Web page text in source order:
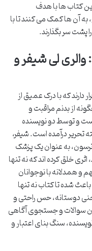
کتاب ها با هدف
آن ها کمک می کنند تا با
پشت سر بگذارند.
والری لی شیفر و
که با درک عمیق از
از بدنم مراقبت و
و توسط دو نویسنده
تحریر درآمده است. شیفر،
به عنوان یک پزشک
خلق کرده اند که نه تنها
و همدلانه با نوجوانان
شده تا کتاب نه تنها
دوستانه، حس راحتی و
سوالات و جستجوی آگاهی
سنگ بنای اعتبار و